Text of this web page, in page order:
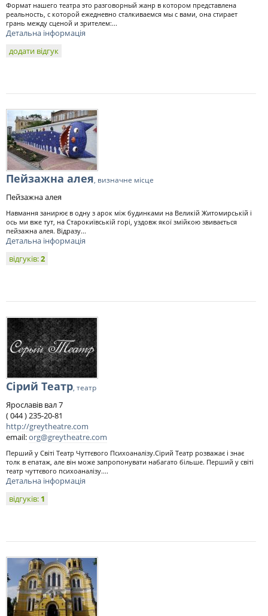
Формат нашего театра это разговорный жанр в котором представлена
реальность, с которой ежедневно сталкиваемся мы с вами, она стирает
грань между сценой и зрителем:...
Детальна інформація
додати відгук
Пейзажна алея, визначне місце
Пейзажна алея
Навмання занирює в одну з арок між будинками на Великій Житомирській і
ось ми вже тут, на Старокиївській горі, уздовж якої змійкою звивається
пейзажна алея. Відразу...
Детальна інформація
відгуків:2
Сірий Театр, театр
Ярославів вал 7
( 044 ) 235-20-81
http://greytheatre.com
email:org@greytheatre.com
Перший у Світі Театр Чуттєвого Психоаналізу.Сірий Театр розважає і знає
толк в епатаж, але він може запропонувати набагато більше. Перший у світі
театр чуттєвого психоаналізу....
Детальна інформація
відгуків: 1